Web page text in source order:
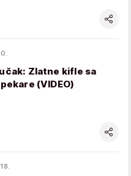
Zlatne kifle sa
(VIDEO)